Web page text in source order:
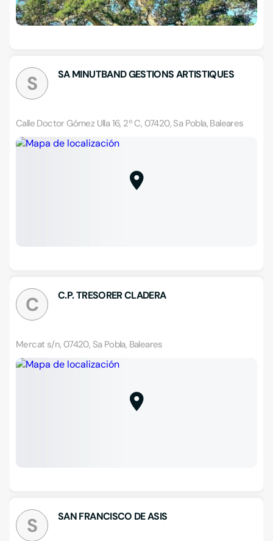
S SA MINUTBAND GESTIONS ARTISTIQUES
Calle Doctor Gómez Ulla 16, 2º C, 07420, Sa Pobla, Baleares
C C.P. TRESORER CLADERA
Mercat s/n, 07420, Sa Pobla, Baleares
S SAN FRANCISCO DE ASIS